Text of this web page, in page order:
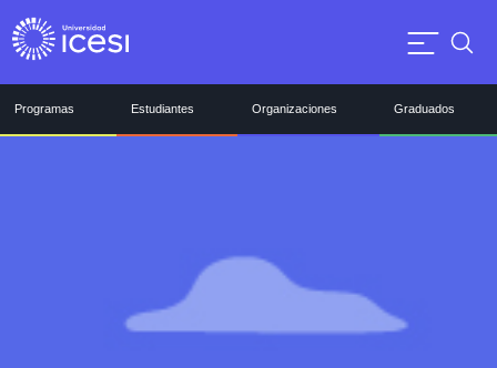
Programas Estudiantes Organizaciones Graduados